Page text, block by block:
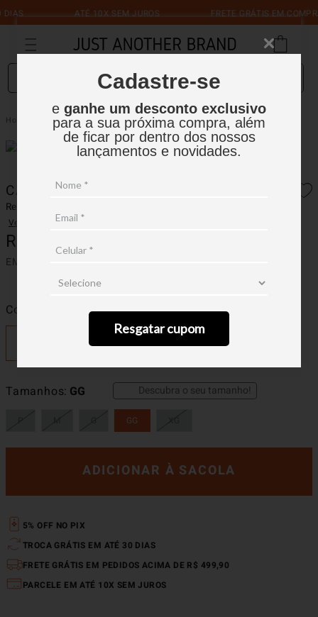
Cadastre-se
e ganhe um desconto exclusivo
para a sua próxima compra, além
de ficar por dentro dos nossos
lançamentos e novidades.
Resgatar cupom
ATÉ 10X SEM JUROS FRETE GRÁTIS EM
O que você está procurando?
Masculino Camisetas Camiseta Careca Stretch Preto
CAMISETA CARECA STRETCH PRETO
Ref.:
Ver avaliações
R$ 159 , 90
EM ATÉ
Tamanhos GG
GG
Descubra o seu tamanho!
Cor
ADICIONAR À SACOLA
5% OFF NO PIX
TROCA GRÁTIS EM ATÉ 30 DIAS
FRETE GRÁTIS EM PEDIDOS ACIMA DE R$ 499,90
PARCELE EM ATÉ 10X SEM JUROS